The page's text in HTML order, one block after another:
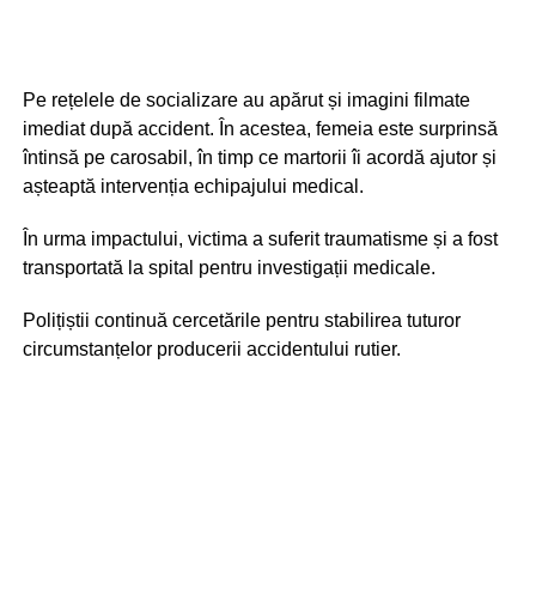
Pe rețelele de socializare au apărut și imagini filmate
imediat după accident. În acestea, femeia este surprinsă
întinsă pe carosabil, în timp ce martorii îi acordă ajutor și
așteaptă intervenția echipajului medical.
În urma impactului, victima a suferit traumatisme și a fost
transportată la spital pentru investigații medicale.
Polițiștii continuă cercetările pentru stabilirea tuturor
circumstanțelor producerii accidentului rutier.